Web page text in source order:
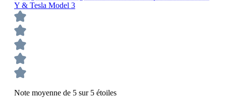
Note moyenne de 5 sur 5 étoiles